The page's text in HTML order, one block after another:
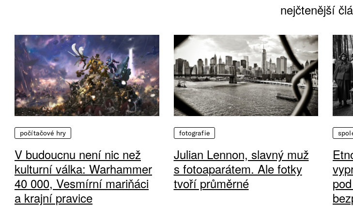
nejčtenější
počítačové hry
V budoucnu není nic než
kulturní válka: Warhammer
40 000, Vesmírní mariňáci
a krajní pravice
fotografie
Julian Lennon, slavný muž
s fotoaparátem. Ale fotky
tvoří průměrné